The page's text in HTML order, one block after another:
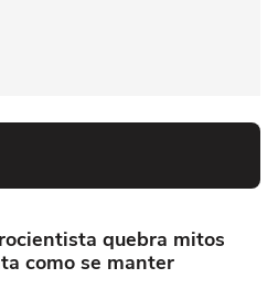
quebra mitos
como se manter